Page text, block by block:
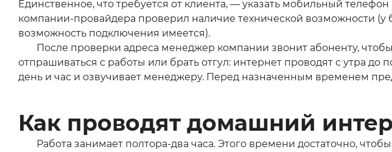
Единственное, что требуется от клиента, — указать мобильный
компании-провайдера проверил наличие технической возможности (у
возможность подключения имеется).
После проверки адреса менеджер компании звонит абоненту,
отпрашиваться с работы или брать отгул: интернет проводят с утра
день и час и озвучивает менеджеру. Перед назначенным временем
Как проводят домашний
Работа занимает полтора-два часа. Этого времени достаточно,